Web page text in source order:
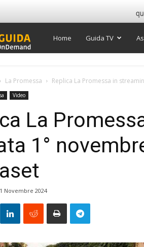
Super
Home Guida TV
La Promessa Replica La Promessa in
Video
La
1°
1 Novembre 2024